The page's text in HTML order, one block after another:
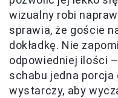
wizualny robi
sprawia, że goście
dokładkę. Nie
odpowiedniej ilości
schabu jedna porcja
wystarczy, aby